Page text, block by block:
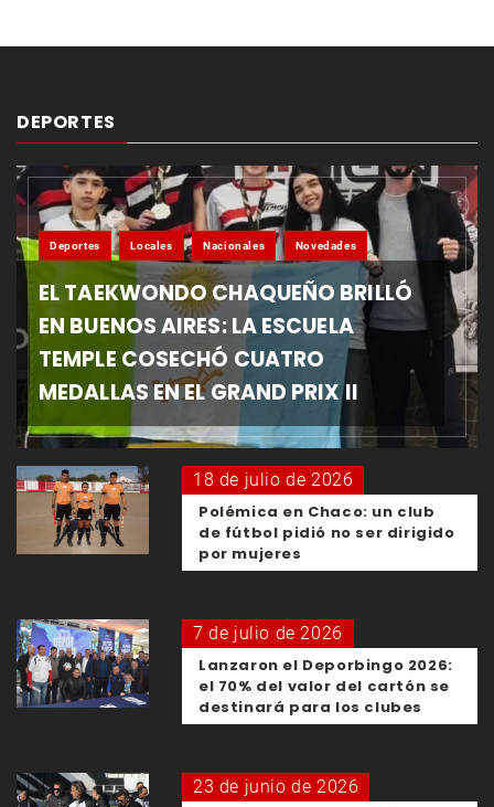
DEPORTES
Deportes Locales Nacionales Novedades
EL TAEKWONDO CHAQUEÑO BRILLÓ
EN BUENOS AIRES: LA ESCUELA
TEMPLE COSECHÓ CUATRO
MEDALLAS EN EL GRAND PRIX II
18 de julio de 2026
Polémica en Chaco: un club
de fútbol pidió no ser dirigido
por mujeres
7 de julio de 2026
Lanzaron el Deporbingo 2026:
el 70% del valor del cartón se
destinará para los clubes
23 de junio de 2026